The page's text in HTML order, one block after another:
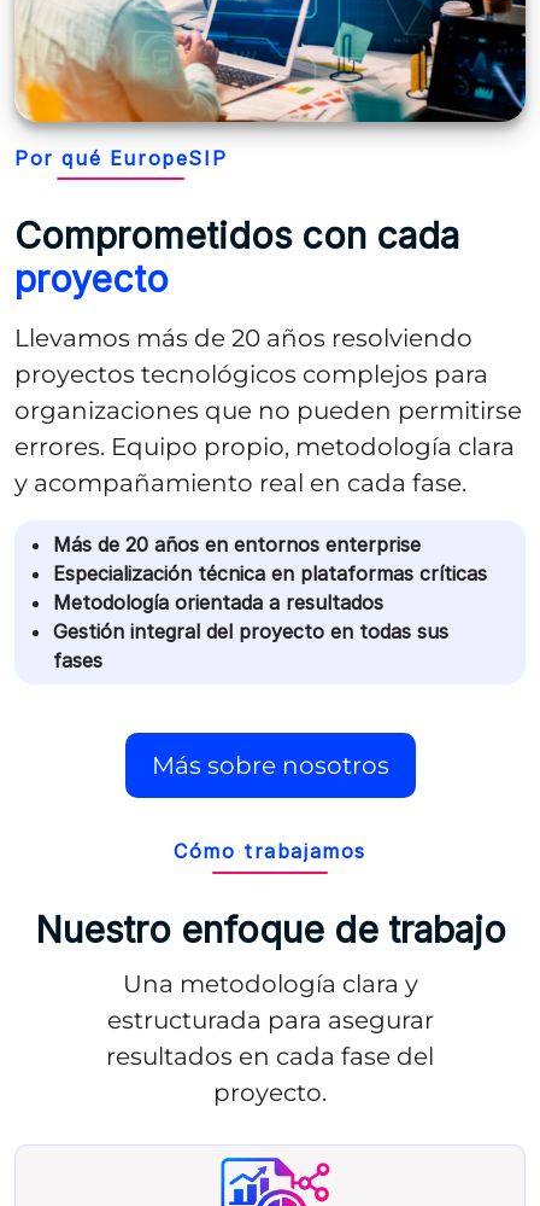
Por qué EuropeSIP
Comprometidos con cada
proyecto
Llevamos más de 20 años resolviendo
proyectos tecnológicos complejos para
organizaciones que no pueden permitirse
errores. Equipo propio, metodología clara
y acompañamiento real en cada fase.
Más de 20 años en entornos enterprise
Especialización técnica en plataformas críticas
Metodología orientada a resultados
Gestión integral del proyecto en todas sus
fases
Más sobre nosotros
Cómo trabajamos
Nuestro enfoque de trabajo
Una metodología clara y
estructurada para asegurar
resultados en cada fase del
proyecto.